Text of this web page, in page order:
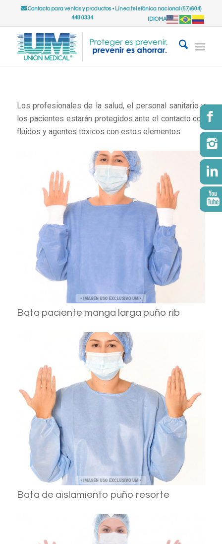
Contacto para ventas y productos• Línea telefónica nacional (57) (604)
448 0334
IDIOMA
Los profesionales de la salud, el personal sanitario y
los pacientes estarán protegidos ante el contacto con
fluidos y agentes tóxicos con estos elementos
Bata paciente manga larga puño rib
Bata de aislamiento puño resorte